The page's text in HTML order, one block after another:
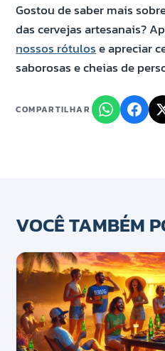
Gostou de saber mais
das cervejas artesanais?
nossos rótulos e apreciar
saborosas e cheias de
COMPARTILHAR
VOCÊ TAMBÉM